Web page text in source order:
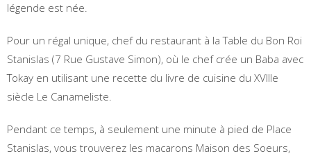
légende est née.
Pour un régal unique, chef du restaurant à la Table du Bon Roi
Stanislas (7 Rue Gustave Simon), où le chef crée un Baba avec
Tokay en utilisant une recette du livre de cuisine du XVIIIe
siècle Le Canameliste.
Pendant ce temps, à seulement une minute à pied de Place
Stanislas, vous trouverez les macarons Maison des Soeurs,